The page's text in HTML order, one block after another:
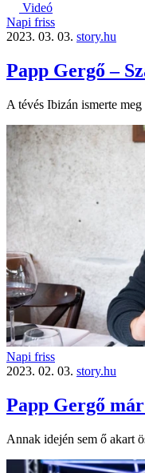
Videó
Napi friss
2023. 03. 03. story.hu
Papp Gergő –
A tévés Ibizán ismerte
Napi friss
2023. 02. 03. story.hu
Papp Gergő
Annak idején sem ő akart